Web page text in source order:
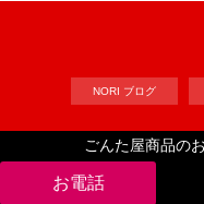
ごんた屋商品の
NORI ブログ
Copyright©